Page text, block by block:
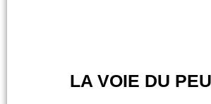
LA VOIE DU